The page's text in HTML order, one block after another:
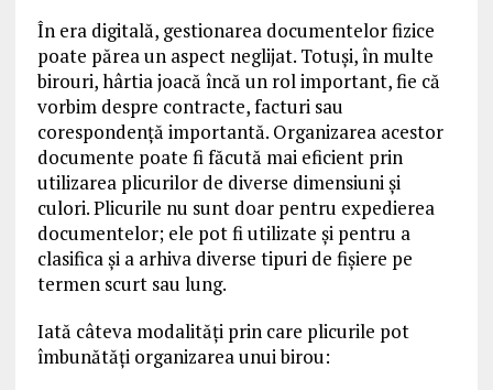
În era digitală, gestionarea documentelor fizice
poate părea un aspect neglijat. Totuși, în multe
birouri, hârtia joacă încă un rol important, fie că
vorbim despre contracte, facturi sau
corespondență importantă. Organizarea acestor
documente poate fi făcută mai eficient prin
utilizarea plicurilor de diverse dimensiuni și
culori. Plicurile nu sunt doar pentru expedierea
documentelor; ele pot fi utilizate și pentru a
clasifica și a arhiva diverse tipuri de fișiere pe
termen scurt sau lung.
Iată câteva modalități prin care plicurile pot
îmbunătăți organizarea unui birou: